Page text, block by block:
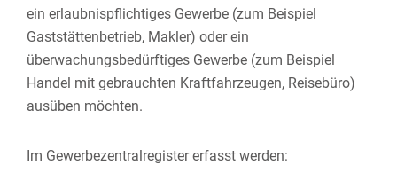
ein erlaubnispflichtiges Gewerbe (zum Beispiel
Gaststättenbetrieb, Makler) oder ein
überwachungsbedürftiges Gewerbe (zum Beispiel
Handel mit gebrauchten Kraftfahrzeugen, Reisebüro)
ausüben möchten.
Im Gewerbezentralregister erfasst werden: